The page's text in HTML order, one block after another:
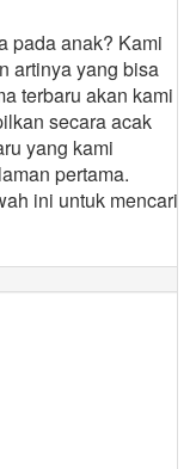
pada anak? Kami
artinya yang bisa
terbaru akan kami
secara acak
yang kami
pertama.
ini untuk mencari